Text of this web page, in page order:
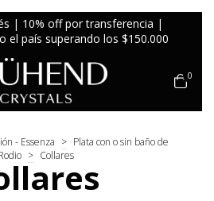
| 10% off por transferencia |
el país superando los $150.000
0
- Essenza > Plata con o sin baño de
> Collares